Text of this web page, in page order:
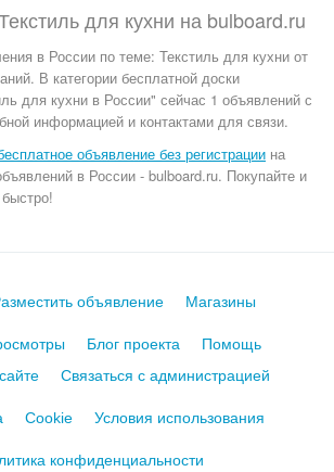
для кухни на bulboard.ru
в России по теме: Текстиль для кухни от
В категории бесплатной доски
для кухни в России" сейчас 1 объявлений с
информацией и контактами для связи.
объявление без регистрации на
в России - bulboard.ru. Покупайте и
объявление Магазины
Блог проекта
Помощь
Связаться с администрацией
Cookie Условия использования
конфиденциальности